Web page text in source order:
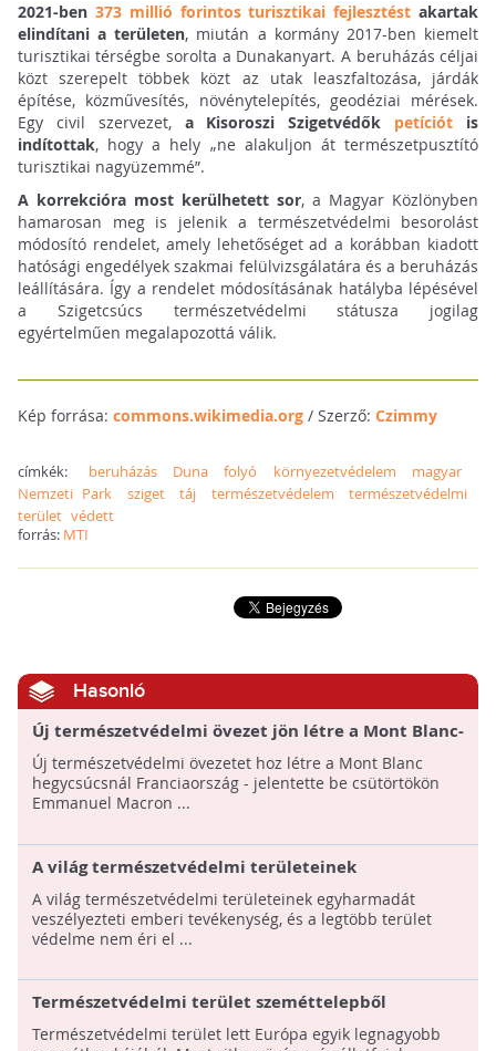
2021-ben 373 millió forintos turisztikai fejlesztést akartak
elindítani a területen, miután a kormány 2017-ben kiemelt
turisztikai térségbe sorolta a Dunakanyart. A beruházás céljai
közt szerepelt többek közt az utak leaszfaltozása, járdák
építése, közművesítés, növénytelepítés, geodéziai mérések.
Egy civil szervezet, a Kisoroszi Szigetvédők petíciót is
indítottak, hogy a hely „ne alakuljon át természetpusztító
turisztikai nagyüzemmé”.
A korrekcióra most kerülhetett sor, a Magyar Közlönyben
hamarosan meg is jelenik a természetvédelmi besorolást
módosító rendelet, amely lehetőséget ad a korábban kiadott
hatósági engedélyek szakmai felülvizsgálatára és a beruházás
leállítására. Így a rendelet módosításának hatályba lépésével
a Szigetcsúcs természetvédelmi státusza jogilag
egyértelműen megalapozottá válik.
Kép forrása: commons.wikimedia.org/ Szerző: Czimmy
címkék: beruházás Duna folyó környezetvédelem
magyar
Nemzeti Park
sziget táj természetvédelem
természetvédelmi
terület védett
forrás: MTI
Hasonló
Új természetvédelmi övezet jön létre a Mont Blanc-
nál
Új természetvédelmi övezetet hoz létre a Mont Blanc
hegycsúcsnál Franciaország - jelentette be csütörtökön
Emmanuel Macron ...
A világ természetvédelmi területeinek
egyharmadát veszélyezteti az ember
A világ természetvédelmi területeinek egyharmadát
veszélyezteti emberi tevékenység, és a legtöbb terület
védelme nem éri el ...
Természetvédelmi terület szeméttelepből
Természetvédelmi terület lett Európa egyik legnagyobb